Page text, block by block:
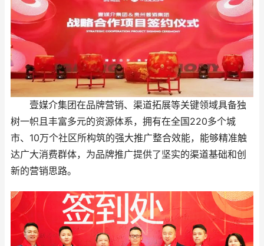
壹媒介集团在品牌营销、渠道拓展等关键领域具备独
树一帜且丰富多元的资源体系，拥有在全国220多个城
市、10万个社区所构筑的强大推广整合效能，能够精准触
达广大消费群体，为品牌推广提供了坚实的渠道基础和创
新的营销思路。